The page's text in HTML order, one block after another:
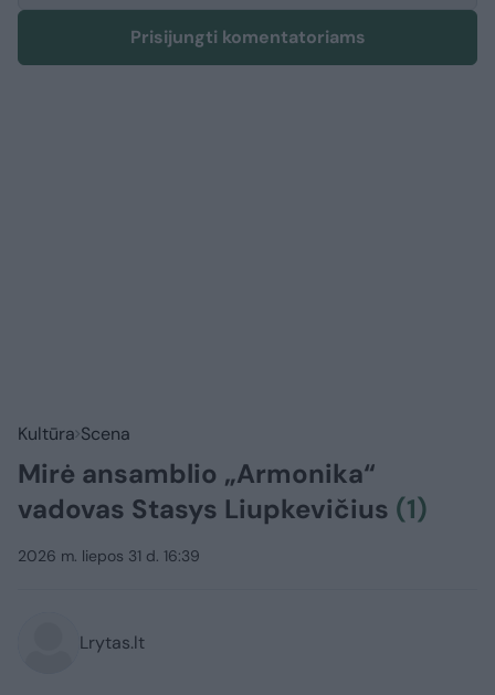
Prisijungti komentatoriams
Kultūra Scena
Mirė ansamblio „Armonika“
vadovas Stasys Liupkevičius (1)
2026 m. liepos 31 d. 16:39
Lrytas.lt